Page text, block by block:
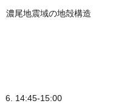
濃尾地震域の地殻構造
14:45-15:00